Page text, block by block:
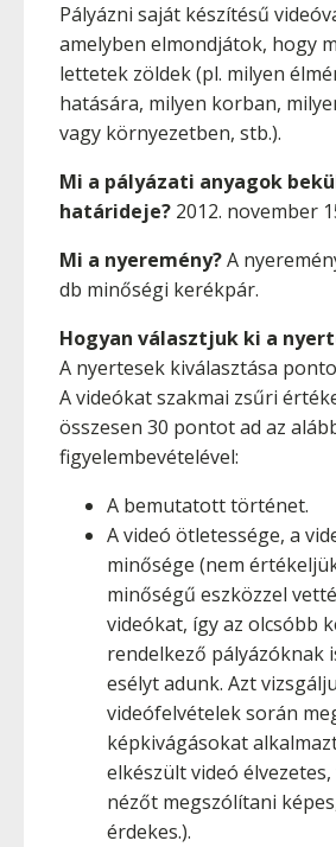
Pályázni saját készítésű
amelyben elmondjátok, hogy
lettetek zöldek (pl. milyen
hatására, milyen korban,
vagy környezetben, stb.).
Mi a pályázati anyagok
határideje? 2012. november
Mi a nyeremény?A
db minőségi kerékpár.
Hogyan választjuk ki a
A nyertesek kiválasztása
A videókat szakmai zsűri
összesen 30 pontot ad az
figyelembevételével:
A bemutatott történet.
A videó ötletessége, a
minősége (nem
minőségű eszközzel
videókat, így az olcsóbb
rendelkező pályázóknak
esélyt adunk. Azt
videófelvételek során
képkivágásokat
elkészült videó
nézőt megszólítani
érdekes.).